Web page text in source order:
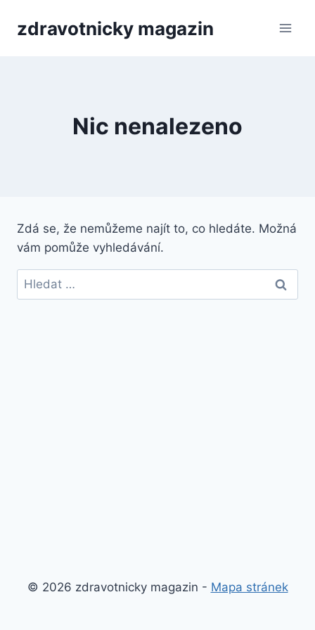
zdravotnicky magazin
Nic nenalezeno
Zdá se, že nemůžeme najít to, co hledáte. Možná
vám pomůže vyhledávání.
Vyhledávání
© 2026 zdravotnicky magazin - Mapa stránek